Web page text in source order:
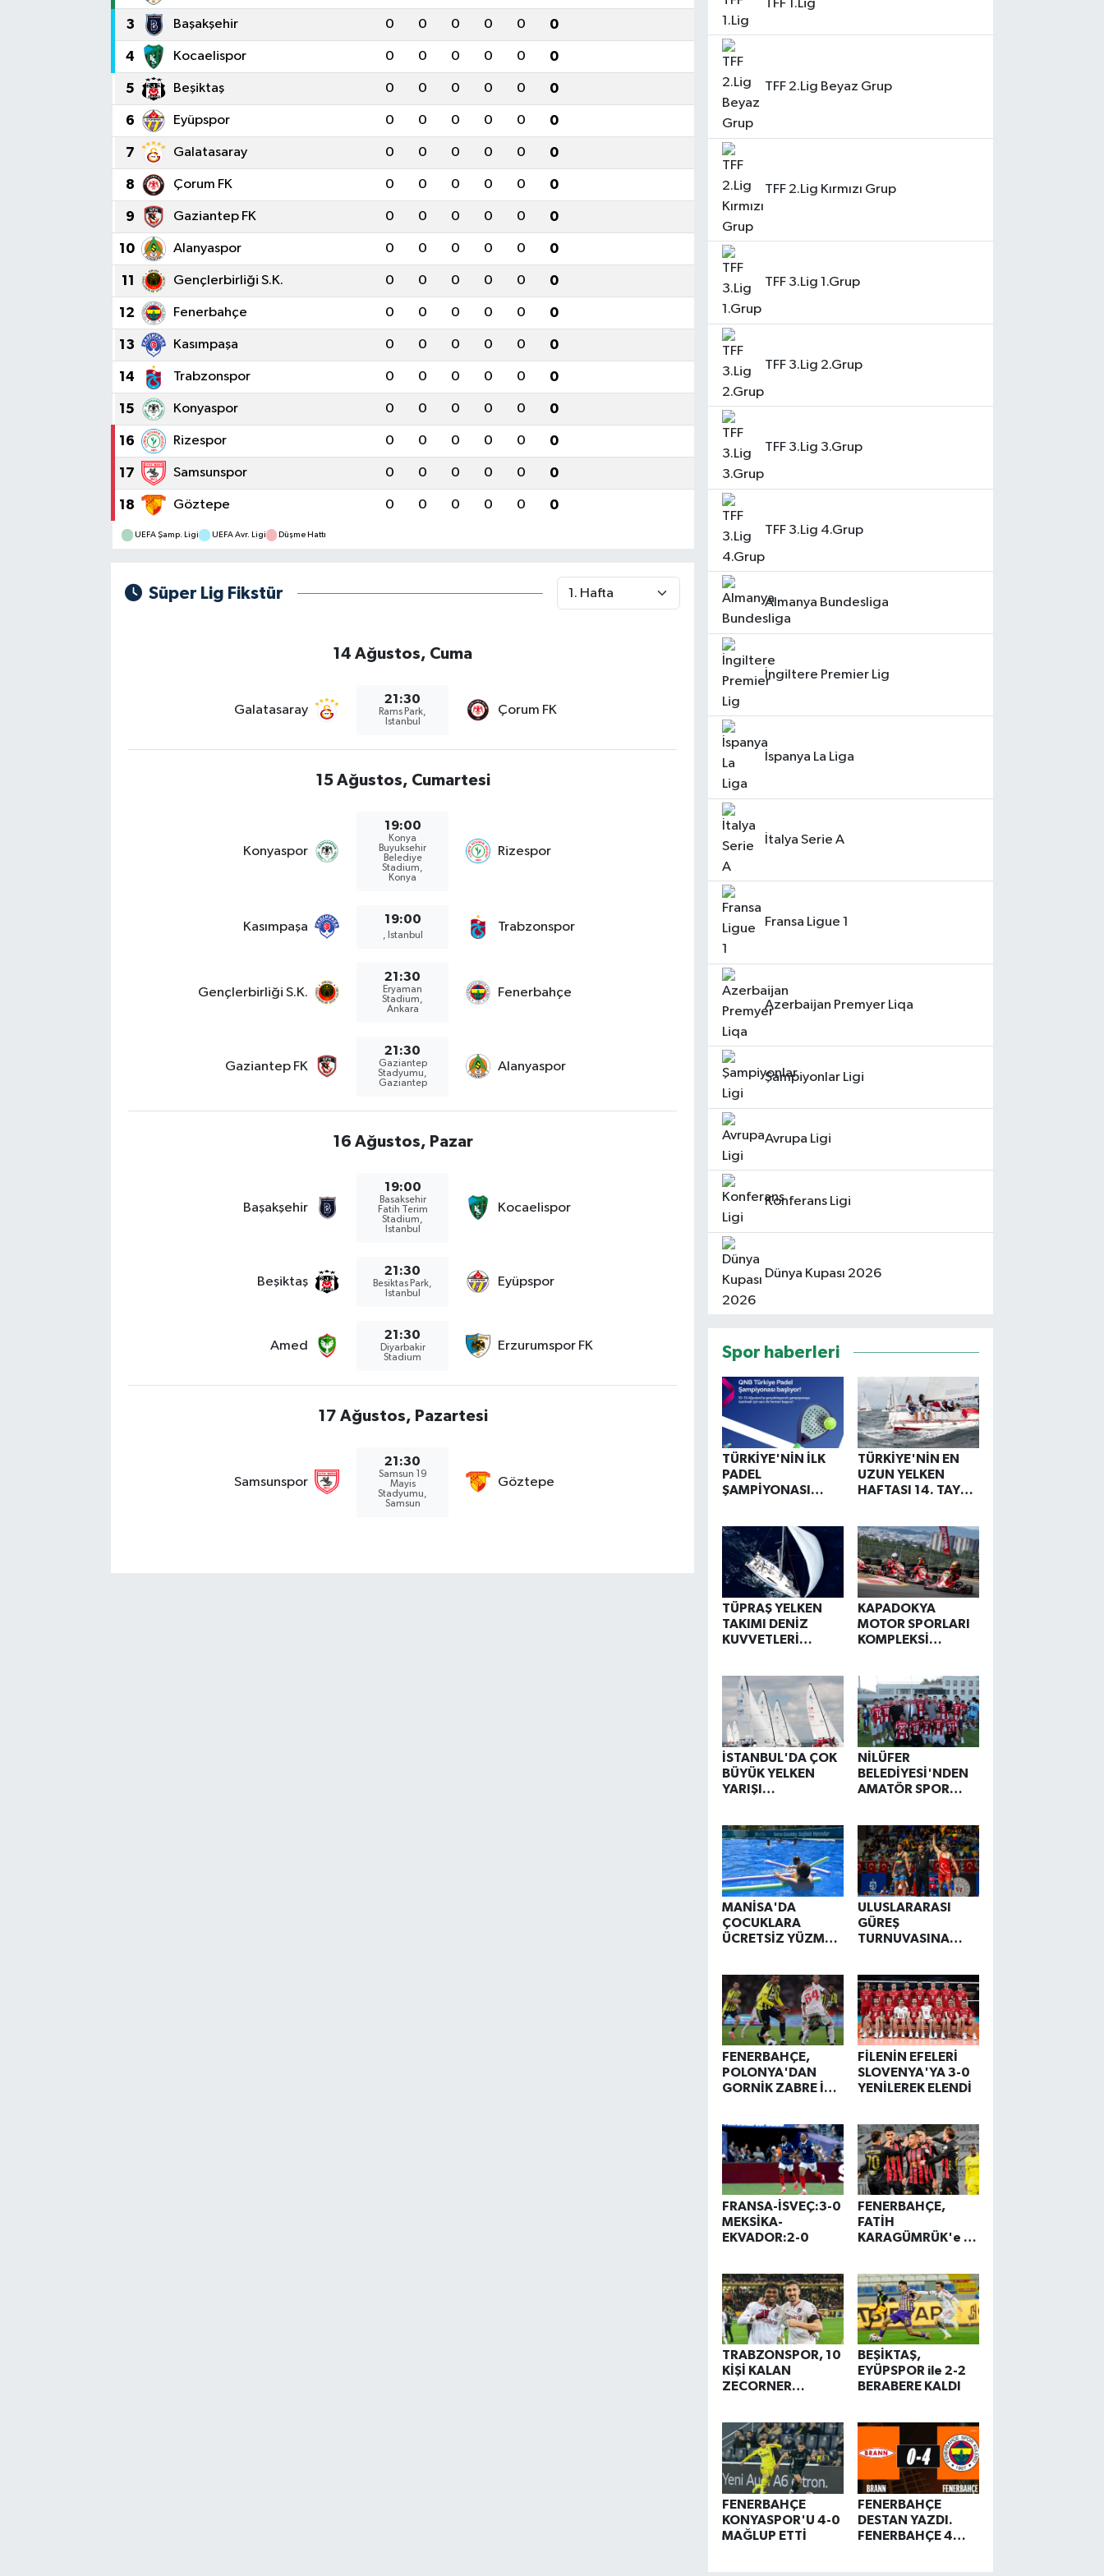
3 Başakşehir 0 0 0 0 0 0
4 Kocaelispor 0 0 0 0 0 0
5 Beşiktaş 0 0 0 0 0 0
6 Eyüpspor 0 0 0 0 0 0
7 Galatasaray 0 0 0 0 0 0
8 Çorum FK 0 0 0 0 0 0
9 Gaziantep FK 0 0 0 0 0 0
10 Alanyaspor 0 0 0 0 0 0
11 Gençlerbirliği S.K. 0 0 0 0 0 0
12 Fenerbahçe 0 0 0 0 0 0
13 Kasımpaşa 0 0 0 0 0 0
14 Trabzonspor 0 0 0 0 0 0
15 Konyaspor 0 0 0 0 0 0
16 Rizespor 0 0 0 0 0 0
17 Samsunspor 0 0 0 0 0 0
18 Göztepe 0 0 0 0 0 0
UEFA Şamp. Ligi UEFA Avr. Ligi Düşme Hattı
Süper Lig Fikstür
14 Ağustos, Cuma
Galatasaray
21:30
Rams Park,
Istanbul
Çorum FK
15 Ağustos, Cumartesi
Konyaspor
19:00
Konya
Buyuksehir
Belediye
Stadium,
Konya
Rizespor
Kasımpaşa
19:00
, Istanbul
Trabzonspor
Gençlerbirliği S.K.
21:30
Eryaman
Stadium,
Ankara
Fenerbahçe
Gaziantep FK
21:30
Gaziantep
Stadyumu,
Gaziantep
Alanyaspor
16 Ağustos, Pazar
Başakşehir
19:00
Basaksehir
Fatih Terim
Stadium,
Istanbul
Kocaelispor
Beşiktaş
21:30
Besiktas Park,
Istanbul
Eyüpspor
Amed
21:30
Diyarbakir
Stadium
Erzurumspor FK
17 Ağustos, Pazartesi
Samsunspor
21:30
Samsun 19
Mayis
Stadyumu,
Samsun
Göztepe
TFF 1.Lig
TFF 2.Lig Beyaz Grup
TFF 2.Lig Kırmızı Grup
TFF 3.Lig 1.Grup
TFF 3.Lig 2.Grup
TFF 3.Lig 3.Grup
TFF 3.Lig 4.Grup
Almanya Bundesliga
İngiltere Premier Lig
İspanya La Liga
İtalya Serie A
Fransa Ligue 1
Azerbaijan Premyer Liqa
Şampiyonlar Ligi
Avrupa Ligi
Konferans Ligi
Dünya Kupası 2026
Spor haberleri
TÜRKİYE'NİN İLK
PADEL
ŞAMPİYONASI
TÜRKİYE'NİN EN
UZUN YELKEN
HAFTASI 14. TAYK -
START VERİLDİ
TÜPRAŞ YELKEN
TAKIMI DENİZ
KUVVETLERİ
KAPADOKYA
MOTOR SPORLARI
KOMPLEKSİ
İSTANBUL'DA ÇOK
BÜYÜK YELKEN
YARIŞI
NİLÜFER
BELEDİYESİ'NDEN
AMATÖR SPOR
DESTEK
MANİSA'DA
ÇOCUKLARA
ÜCRETSİZ YÜZME
ULUSLARARASI
GÜREŞ
TURNUVASINA
FENERBAHÇE,
POLONYA'DAN
GORNİK ZABRE İLE
FİLENİN EFELERİ
SLOVENYA'YA 3-0
YENİLEREK ELENDİ
FRANSA-İSVEÇ:3-0
MEKSİKA-
EKVADOR:2-0
FENERBAHÇE,
FATİH
KARAGÜMRÜK'e 2-
TRABZONSPOR, 10
KİŞİ KALAN
ZECORNER
BEŞİKTAŞ,
EYÜPSPOR ile 2-2
BERABERE KALDI
FENERBAHÇE
KONYASPOR'U 4-0
MAĞLUP ETTİ
FENERBAHÇE
DESTAN YAZDI.
FENERBAHÇE 4